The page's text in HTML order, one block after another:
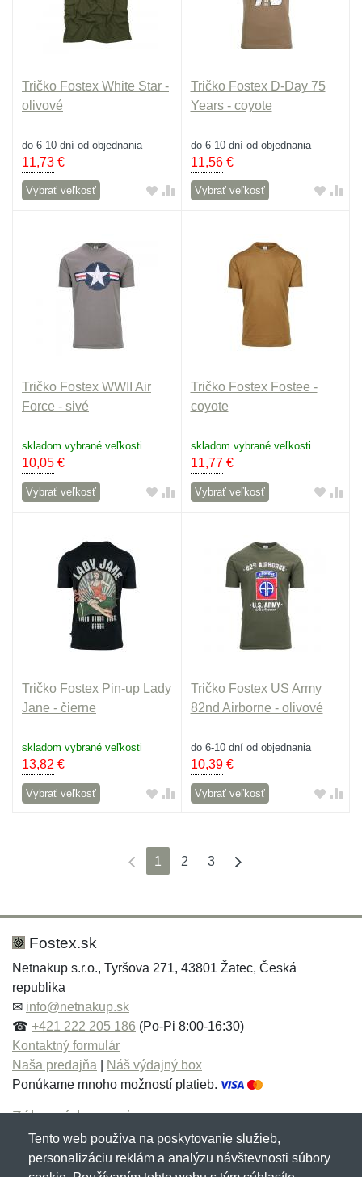
Tričko Fostex White Star -
olivové
do 6-10 dní od objednania
11,73 €
Vybrať veľkosť
Tričko Fostex D-Day 75
Years - coyote
do 6-10 dní od objednania
11,56€
Vybrať veľkosť
Tričko Fostex WWII Air
Force - sivé
skladom vybrané veľkosti
10,05 €
Vybrať veľkosť
Tričko Fostex Fostee -
coyote
skladom vybrané veľkosti
11,77 €
Vybrať veľkosť
Tričko Fostex Pin-up Lady
Jane - čierne
skladom vybrané veľkosti
13,82 €
Vybrať veľkosť
Tričko Fostex US Army
82nd Airborne - olivové
do 6-10 dní od objednania
10,39€
Vybrať veľkosť
1 2 3
Fostex.sk
Netnakup s.r.o., Tyršova 271, 43801 Žatec, Česká
republika
✉ info@netnakup.sk
☎ +421 222 205 186 (Po-Pi 8:00-16:30)
Kontaktný formulár
Naša predajňa
Náš výdajný box
Ponúkame mnoho možností platieb.
Zákaznícky servis
Novinky emailom
Tento web používa na poskytovanie služieb,
personalizáciu reklám a analýzu návštevnosti súbory